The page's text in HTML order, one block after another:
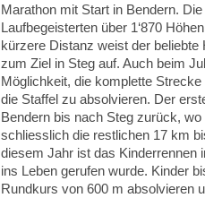
Marathon mit Start in Bendern.
Laufbegeisterten über 1‘870
kürzere Distanz weist der
zum Ziel in Steg auf. Auch beim
Möglichkeit, die komplette
die Staffel zu absolvieren. Der
Bendern bis nach Steg zurück,
schliesslich die restlichen 17 km
diesem Jahr ist das Kinderrennen
ins Leben gerufen wurde. Kinder
Rundkurs von 600 m absolvieren